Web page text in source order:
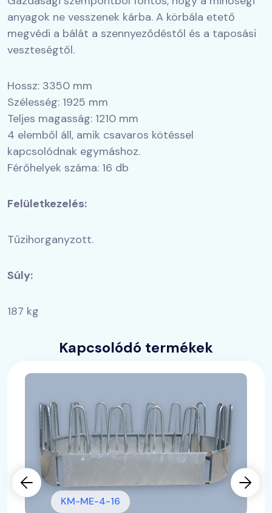
anyagok ne vesszenek kárba. A körbála etető
megvédi a bálát a szennyeződéstől és a taposási
veszteségtől.
Hossz: 3350 mm
Szélesség: 1925 mm
Teljes magasság: 1210 mm
4 elemből áll, amik csavaros kötéssel
kapcsolódnak egymáshoz.
Férőhelyek száma: 16 db
Felületkezelés:
Tűzihorganyzott.
Súly:
187 kg
Kapcsolódó termékek
KM-ME-4-16